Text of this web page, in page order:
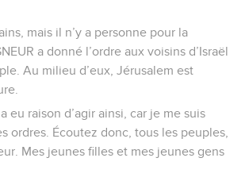
mais il n’y a personne pour la
a donné l’ordre aux voisins d’Israël
Au milieu d’eux, Jérusalem est
a eu raison d’agir ainsi, car je me suis
ordres. Écoutez donc, tous les peuples,
Mes jeunes filles et mes jeunes gens